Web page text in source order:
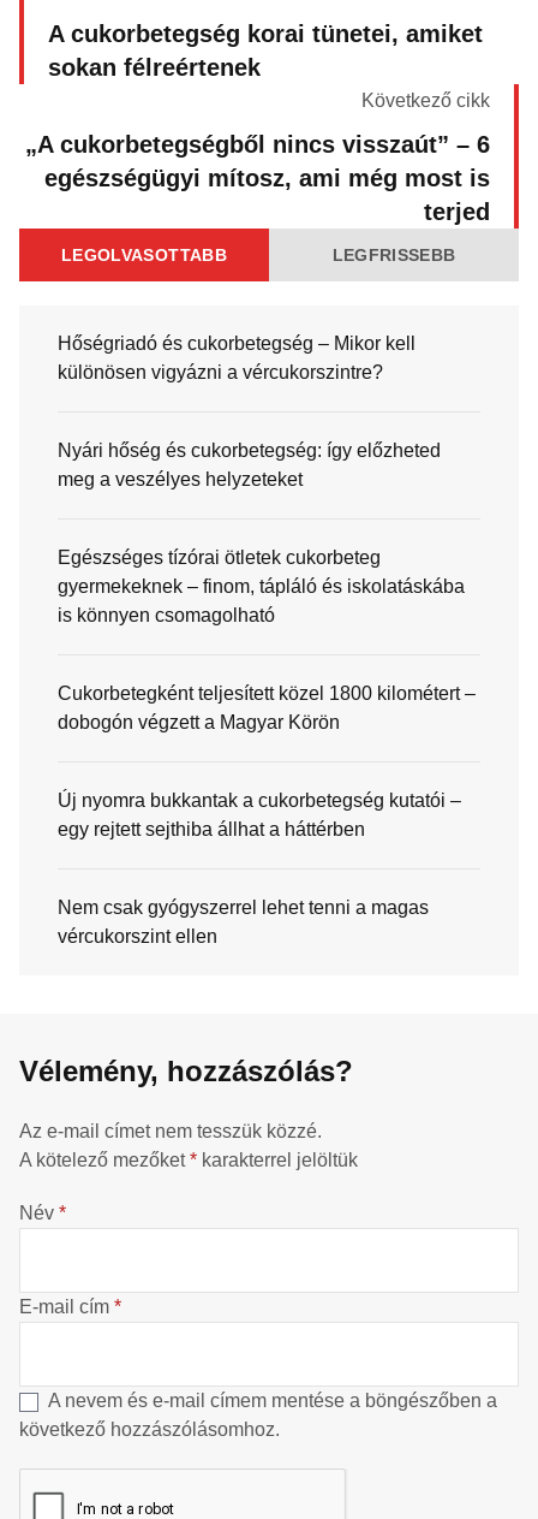
A cukorbetegség korai tünetei, amiket
sokan félreértenek
Következő cikk
„A cukorbetegségből nincs visszaút” – 6
egészségügyi mítosz, ami még most is
terjed
LEGOLVASOTTABB LEGFRISSEBB
Hőségriadó és cukorbetegség – Mikor kell
különösen vigyázni a vércukorszintre?
Nyári hőség és cukorbetegség: így előzheted
meg a veszélyes helyzeteket
Egészséges tízórai ötletek cukorbeteg
gyermekeknek – finom, tápláló és iskolatáskába
is könnyen csomagolható
Cukorbetegként teljesített közel 1800 kilométert –
dobogón végzett a Magyar Körön
Új nyomra bukkantak a cukorbetegség kutatói –
egy rejtett sejthiba állhat a háttérben
Nem csak gyógyszerrel lehet tenni a magas
vércukorszint ellen
Vélemény, hozzászólás?
Az e-mail címet nem tesszük közzé.
A kötelező mezőket* karakterrel jelöltük
Név *
E-mail cím *
A nevem és e-mail címem mentése a böngészőben a
következő hozzászólásomhoz.